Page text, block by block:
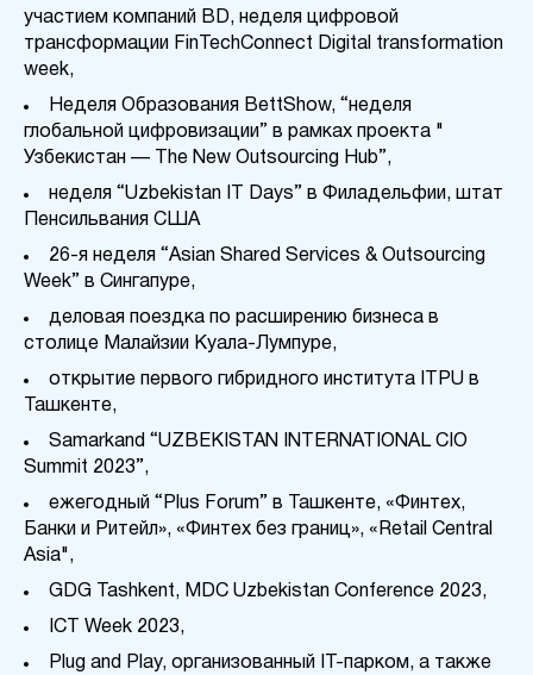
участием компаний BD, неделя цифровой
трансформации FinTechConnect Digital transformation
week,
Неделя Образования BettShow, “неделя
глобальной цифровизации” в рамках проекта "
Узбекистан — The New Outsourcing Hub”,
неделя “Uzbekistan IT Days” в Филадельфии, штат
Пенсильвания США
26-я неделя “Asian Shared Services & Outsourcing
Week” в Сингапуре,
деловая поездка по расширению бизнеса в
столице Малайзии Куала-Лумпуре,
открытие первого гибридного института ITPU в
Ташкенте,
Samarkand “UZBEKISTAN INTERNATIONAL CIO
Summit 2023”,
ежегодный “Plus Forum” в Ташкенте, «Финтех,
Банки и Ритейл», «Финтех без границ», «Retail Central
Asia",
GDG Tashkent, MDC Uzbekistan Conference 2023,
ICT Week 2023,
Plug and Play, организованный IT-парком, а также